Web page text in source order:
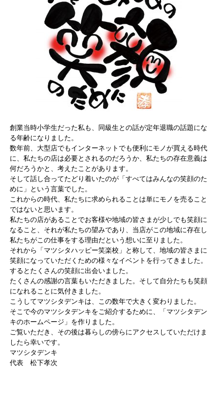
創業当時小学生だった私も、同級生との話が定年退職の話題にな
る年齢になりました。
数年前、大型店でもインターネットでも便利にモノが買える時代
に、私たちの店は必要とされるのだろうか、私たちの存在意義は
何だろうかと、考えたことがあります。
そして話し合ってたどり着いたのが「すべてはみんなの笑顔のた
めに」という言葉でした。
これからの時代、私たちに求められることは単にモノを売ること
ではないと思います。
私たちの店があることでお客様や地域の皆さまが少しでも笑顔に
なること、それが私たちの望みであり、当店がこの地域に存在し
私たちがこの仕事をする理由だという想いに至りました。
それから「マツシタハッピー笑楽校」と称して、地域の皆さまに
笑顔になっていただくための様々なイベントを行ってきました。
するとたくさんの笑顔に出会いました。
たくさんの感謝の言葉もいただきました。そして自分たちも笑顔
になれることに気付きました。
こうしてマツシタデンキは、この数年で大きく変わりました。
そこで今のマツシタデンキをご紹介するために、「マツシタデン
キのホームページ」を作りました。
ご覧いただき、その後は暮らしの傍らにアクセスしていただけま
したら幸いです。
マツシタデンキ
代表 松下孝次